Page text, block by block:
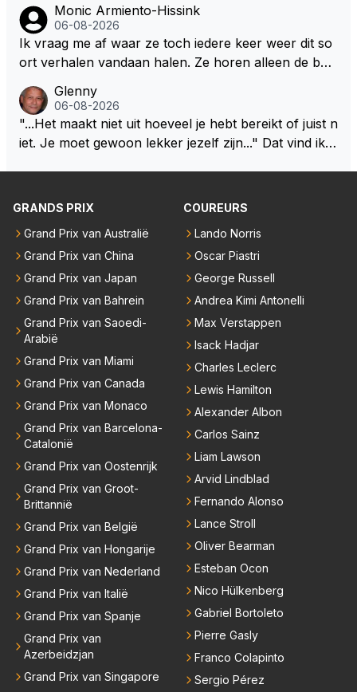
Monic Armiento-Hissink
06-08-2026
Ik vraag me af waar ze toch iedere keer weer dit so
ort verhalen vandaan halen. Ze horen alleen de boa
gedaan worden als ie nog vol adrenaline zit, maar ni
emand weet wat er zich afspeelt achter gesloten de
uren. Bovendien werken er 2000 man bij RB en niet
meesten van hen al sinds dat RB hun intrede deed a
anwezig waren. De mensen die nu een aantal van di
e lege plaatsen op gaan vullen hebben ook al jaren
binnen RB gewerkt en zijn voor Max geen vreemde
n meer. Ook andere teams verliezen mensen. Er wo
Glenny
06-08-2026
"...Het maakt niet uit hoeveel je hebt bereikt of juist n
iet. Je moet gewoon lekker jezelf zijn..." Dat vind ik z
zo'n mindset in een wereld waarin het nota bene he
o'n jonge leeftijd, kan ik alleen maar bewondering he
bben. Toen hij zijn eerste titel in Abu Dhabi won in 2
021 zei hij al direct dat hij had bereikt wat hij altijd al g
raag wilde. Max was tevreden, de rest is bonus. Iets
dergelijks heb ik bijvoorbeeld Lando Norris nog niet
horen zeggen. Eigenlijk nog geen enkele andere cou
reur...
GRANDS PRIX
Grand Prix van Australië
Grand Prix van China
Grand Prix van Japan
Grand Prix van Bahrein
Grand Prix van Saoedi-
Arabië
Grand Prix van Miami
Grand Prix van Canada
Grand Prix van Monaco
Grand Prix van Barcelona-
Catalonië
Grand Prix van Oostenrijk
Grand Prix van Groot-
Brittannië
Grand Prix van België
Grand Prix van Hongarije
Grand Prix van Nederland
Grand Prix van Italië
Grand Prix van Spanje
Grand Prix van
Azerbeidzjan
Grand Prix van Singapore
COUREURS
Lando Norris
Oscar Piastri
George Russell
Andrea Kimi Antonelli
Max Verstappen
Isack Hadjar
Charles Leclerc
Lewis Hamilton
Alexander Albon
Carlos Sainz
Liam Lawson
Arvid Lindblad
Fernando Alonso
Lance Stroll
Oliver Bearman
Esteban Ocon
Nico Hülkenberg
Gabriel Bortoleto
Pierre Gasly
Franco Colapinto
Sergio Pérez